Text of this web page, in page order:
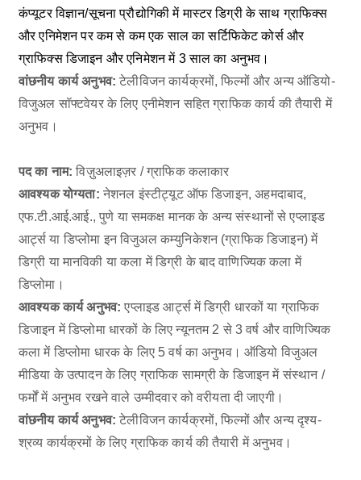
कंप्यूटर विज्ञान/सूचना प्रौद्योगिकी में मास्टर डिग्री के साथ ग्राफिक्स
और एनिमेशन पर कम से कम एक साल का सर्टिफिकेट कोर्स और
ग्राफिक्स डिजाइन और एनिमेशन में 3 साल का अनुभव।
वांछनीय कार्य अनुभव: टेलीविजन कार्यक्रमों, फिल्मों और अन्य ऑडियो-
विजुअल सॉफ्टवेयर के लिए एनीमेशन सहित ग्राफिक कार्य की तैयारी में
अनुभव।
पद का नाम: विज़ुअलाइज़र / ग्राफिक कलाकार
आवश्यक योग्यता: नेशनल इंस्टीट्यूट ऑफ डिजाइन, अहमदाबाद,
एफ.टी.आई.आई., पुणे या समकक्ष मानक के अन्य संस्थानों से एप्लाइड
आर्ट्स या डिप्लोमा इन विजुअल कम्युनिकेशन (ग्राफिक डिजाइन) में
डिग्री या मानविकी या कला में डिग्री के बाद वाणिज्यिक कला में
डिप्लोमा।
आवश्यक कार्य अनुभव: एप्लाइड आर्ट्स में डिग्री धारकों या ग्राफिक
डिजाइन में डिप्लोमा धारकों के लिए न्यूनतम 2 से 3 वर्ष और वाणिज्यिक
कला में डिप्लोमा धारक के लिए 5 वर्ष का अनुभव। ऑडियो विजुअल
मीडिया के उत्पादन के लिए ग्राफिक सामग्री के डिजाइन में संस्थान /
फर्मों में अनुभव रखने वाले उम्मीदवार को वरीयता दी जाएगी।
वांछनीय कार्य अनुभव: टेलीविजन कार्यक्रमों, फिल्मों और अन्य दृश्य-
श्रव्य कार्यक्रमों के लिए ग्राफिक कार्य की तैयारी में अनुभव।